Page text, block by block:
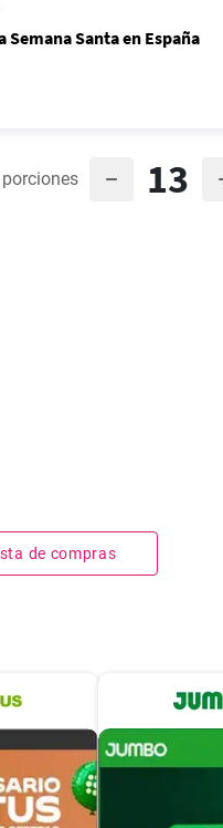
Santa en España
13
de compras